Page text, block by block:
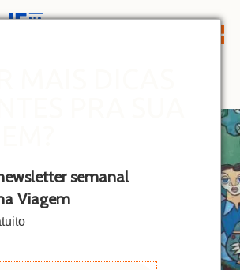
semanal
Viagem